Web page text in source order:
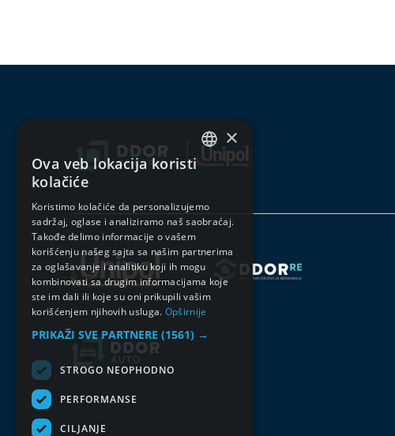
SERBIAN
×
Ova veb lokacija koristi
kolačiće
Koristimo kolačiće da personalizujemo
sadržaj, oglase i analiziramo naš saobraćaj.
Takođe delimo informacije o vašem
korišćenju našeg sajta sa našim partnerima
za oglašavanje i analitiku koji ih mogu
kombinovati sa drugim informacijama koje
ste im dali ili koje su oni prikupili vašim
korišćenjem njihovih usluga. Opširnije
PRIKAŽI SVE PARTNERE (1561) →
STROGO NEOPHODNO
PERFORMANSE
CILJANJE